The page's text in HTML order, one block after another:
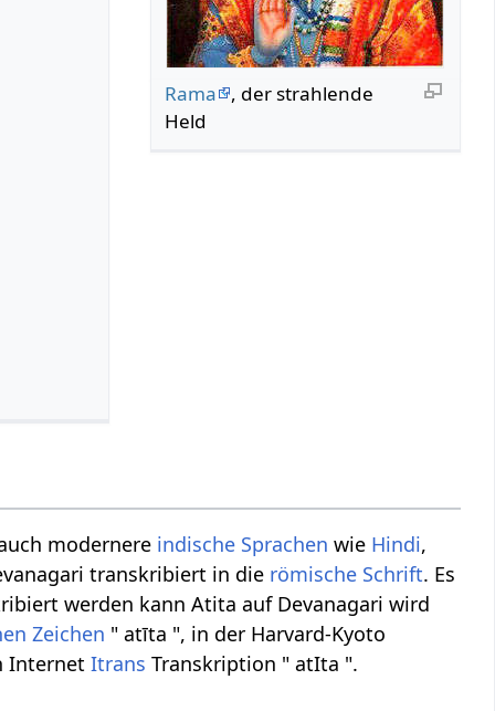
Rama
, der strahlende
Held
modernere indische Sprachen wie Hindi,
transkribiert in die römische Schrift. Es
werden kann Atita auf Devanagari wird
Zeichen " atīta ", in der Harvard-Kyoto
InternetItrans Transkription " atIta ".